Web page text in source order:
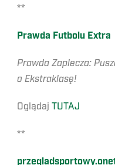
**
Prawda Futbolu Extra
Prawda Zaplecza:
o Ekstraklasę!
Oglądaj TUTAJ
**